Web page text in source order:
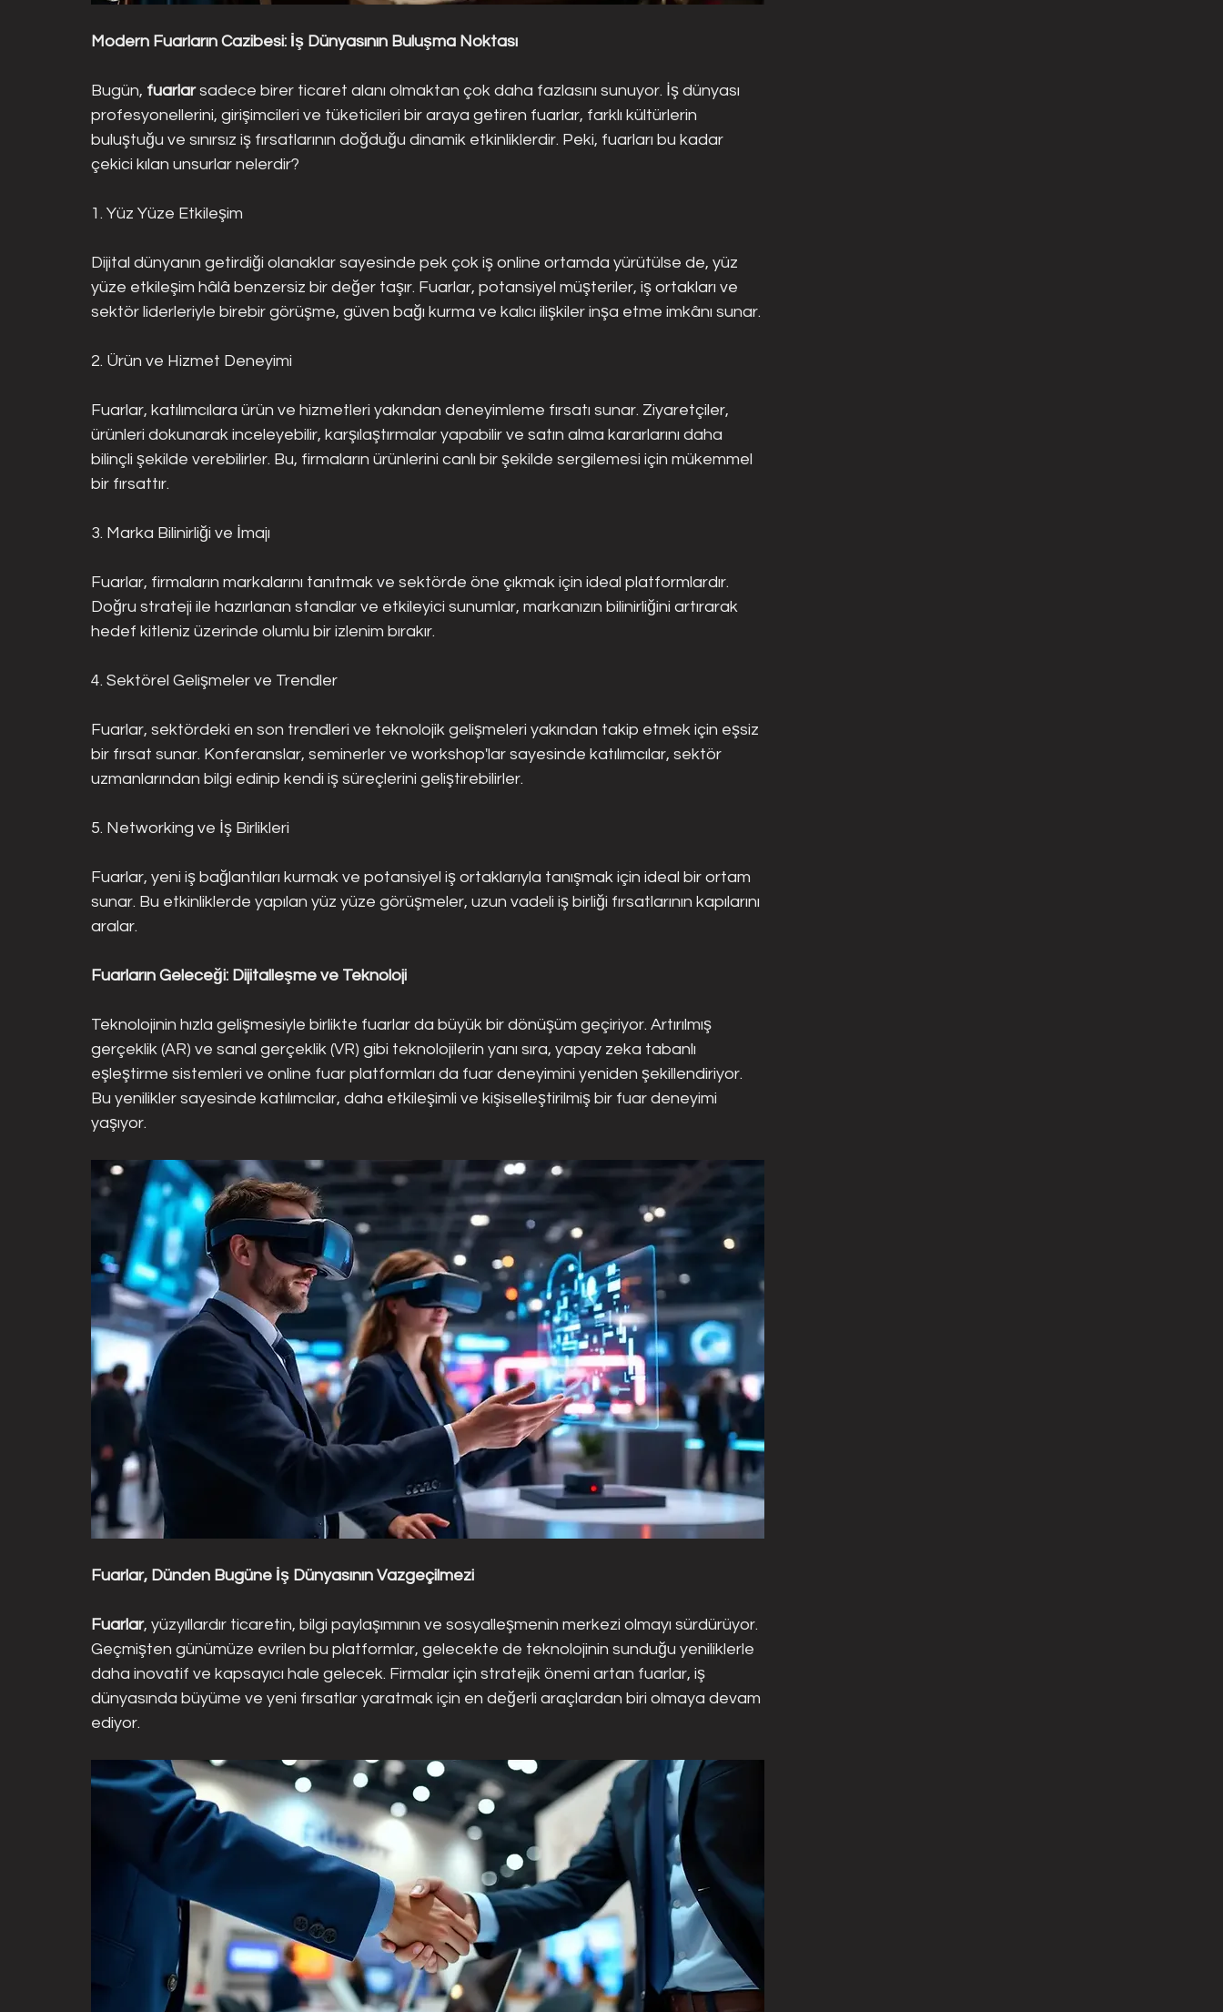
Modern Fuarların Cazibesi: İş Dünyasının Buluşma Noktası
Bugün, fuarlar sadece birer ticaret alanı olmaktan çok daha fazlasını sunuyor. İş dünyası
profesyonellerini, girişimcileri ve tüketicileri bir araya getiren fuarlar, farklı kültürlerin
buluştuğu ve sınırsız iş fırsatlarının doğduğu dinamik etkinliklerdir. Peki, fuarları bu kadar
çekici kılan unsurlar nelerdir?
1. Yüz Yüze Etkileşim
Dijital dünyanın getirdiği olanaklar sayesinde pek çok iş online ortamda yürütülse de, yüz
yüze etkileşim hâlâ benzersiz bir değer taşır. Fuarlar, potansiyel müşteriler, iş ortakları ve
sektör liderleriyle birebir görüşme, güven bağı kurma ve kalıcı ilişkiler inşa etme imkânı sunar.
2. Ürün ve Hizmet Deneyimi
Fuarlar, katılımcılara ürün ve hizmetleri yakından deneyimleme fırsatı sunar. Ziyaretçiler,
ürünleri dokunarak inceleyebilir, karşılaştırmalar yapabilir ve satın alma kararlarını daha
bilinçli şekilde verebilirler. Bu, firmaların ürünlerini canlı bir şekilde sergilemesi için mükemmel
bir fırsattır.
3. Marka Bilinirliği ve İmajı
Fuarlar, firmaların markalarını tanıtmak ve sektörde öne çıkmak için ideal platformlardır.
Doğru strateji ile hazırlanan standlar ve etkileyici sunumlar, markanızın bilinirliğini artırarak
hedef kitleniz üzerinde olumlu bir izlenim bırakır.
4. Sektörel Gelişmeler ve Trendler
Fuarlar, sektördeki en son trendleri ve teknolojik gelişmeleri yakından takip etmek için eşsiz
bir fırsat sunar. Konferanslar, seminerler ve workshop'lar sayesinde katılımcılar, sektör
uzmanlarından bilgi edinip kendi iş süreçlerini geliştirebilirler.
5. Networking ve İş Birlikleri
Fuarlar, yeni iş bağlantıları kurmak ve potansiyel iş ortaklarıyla tanışmak için ideal bir ortam
sunar. Bu etkinliklerde yapılan yüz yüze görüşmeler, uzun vadeli iş birliği fırsatlarının kapılarını
aralar.
Fuarların Geleceği: Dijitalleşme ve Teknoloji
Teknolojinin hızla gelişmesiyle birlikte fuarlar da büyük bir dönüşüm geçiriyor. Artırılmış
gerçeklik (AR) ve sanal gerçeklik (VR) gibi teknolojilerin yanı sıra, yapay zeka tabanlı
eşleştirme sistemleri ve online fuar platformları da fuar deneyimini yeniden şekillendiriyor.
Bu yenilikler sayesinde katılımcılar, daha etkileşimli ve kişiselleştirilmiş bir fuar deneyimi
yaşıyor.
Fuarlar, Dünden Bugüne İş Dünyasının Vazgeçilmezi
Fuarlar, yüzyıllardır ticaretin, bilgi paylaşımının ve sosyalleşmenin merkezi olmayı sürdürüyor.
Geçmişten günümüze evrilen bu platformlar, gelecekte de teknolojinin sunduğu yeniliklerle
daha inovatif ve kapsayıcı hale gelecek. Firmalar için stratejik önemi artan fuarlar, iş
dünyasında büyüme ve yeni fırsatlar yaratmak için en değerli araçlardan biri olmaya devam
ediyor.